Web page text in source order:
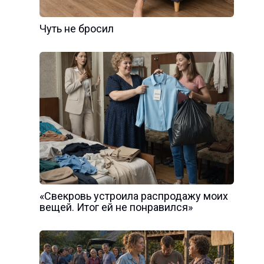
Чуть не бросил
«Свекровь устроила распродажу моих
вещей. Итог ей не понравился»